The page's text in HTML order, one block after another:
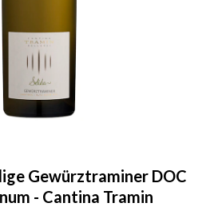
Gewürztraminer DOC
- Cantina Tramin